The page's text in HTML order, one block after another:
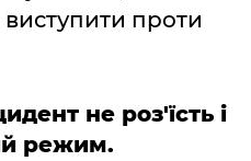
проти
не роз'їсть і
режим.